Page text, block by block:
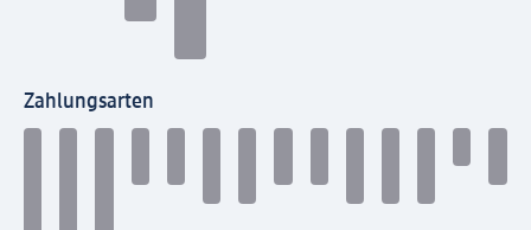
Zahlungsarten